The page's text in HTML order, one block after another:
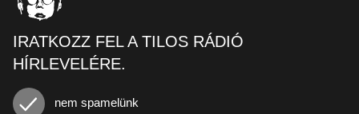
IRATKOZZ FEL A TILOS RÁDIÓ
HÍRLEVELÉRE.
nem spamelünk